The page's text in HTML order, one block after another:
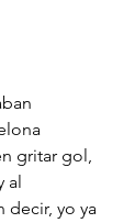
gritar gol,
al
decir, yo ya